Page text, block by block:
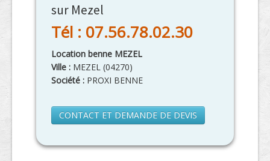
sur Mezel
Tél : 07.56.78.02.30
Location benne MEZEL
Ville : MEZEL (04270)
Société : PROXI BENNE
CONTACT ET DEMANDE DE DEVIS